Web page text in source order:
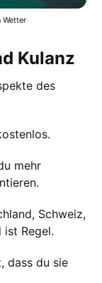
Wetter
Kulanz
des
mehr
Schweiz,
ist Regel.
dass du sie